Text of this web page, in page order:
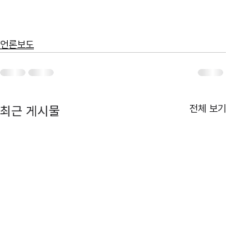
언론보도
최근 게시물 전체 보기